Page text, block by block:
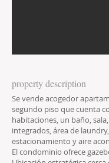
property description
Se vende acogedor
segundo piso que cuenta
habitaciones, un baño,
integrados, área de
estacionamiento y aire
El condominio ofrece